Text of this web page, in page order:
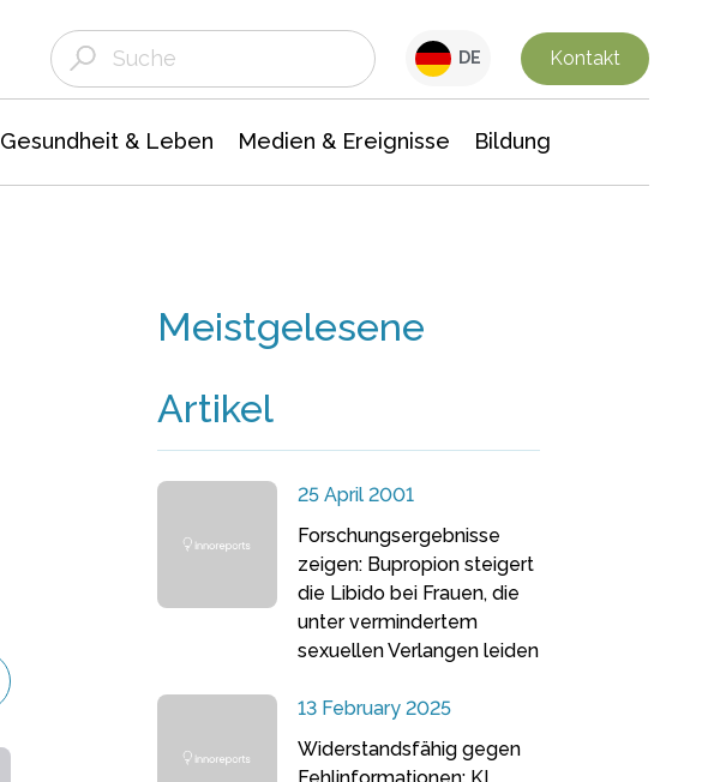
DE Kontakt
Gesundheit & Leben Medien & Ereignisse Bildung
Meistgelesene
Artikel
25 April 2001
Forschungsergebnisse
zeigen: Bupropion steigert
die Libido bei Frauen, die
unter vermindertem
sexuellen Verlangen leiden
13 February 2025
Widerstandsfähig gegen
Fehlinformationen: KI